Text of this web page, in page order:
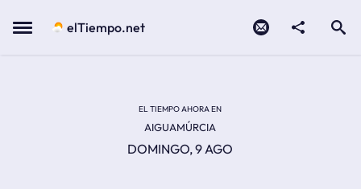
Menu elTiempo.net
EL TIEMPO AHORA EN
AIGUAMÚRCIA
DOMINGO, 9 AGO